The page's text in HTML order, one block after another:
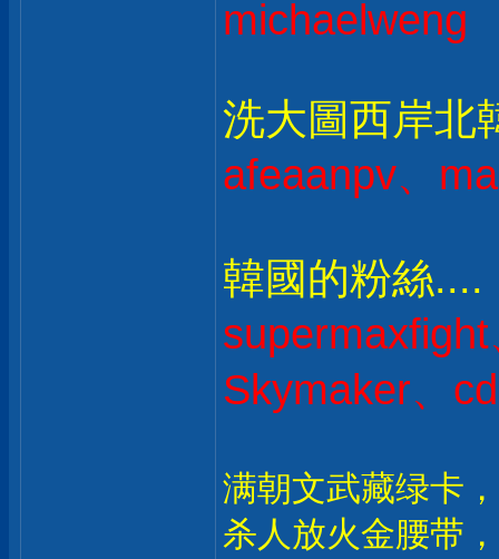
michaelweng
洗大圖西岸北
afeaanpv、
韓國的粉絲....
Skymaker、
满朝文武藏绿卡
杀人放火金腰带